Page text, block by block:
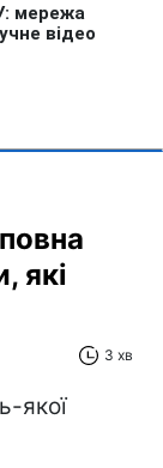
які
3 хв
якої